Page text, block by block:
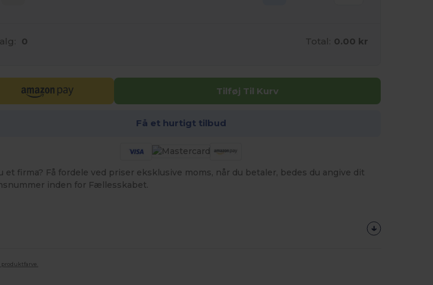
0 Total: 0.00 kr
Tilføj Til Kurv
Få et hurtigt tilbud
et firma? Få fordele ved priser eksklusive moms, når du betaler, bedes du angive dit
inden for Fællesskabet.